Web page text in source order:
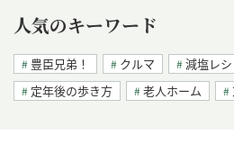
人気のキーワード
豊臣兄弟！ クルマ 減塩レ
定年後の歩き方
老人ホーム